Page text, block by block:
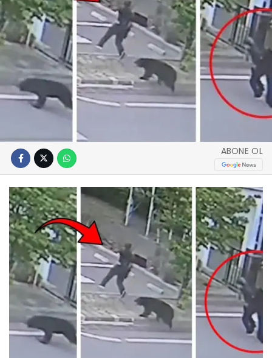
ABONE OL